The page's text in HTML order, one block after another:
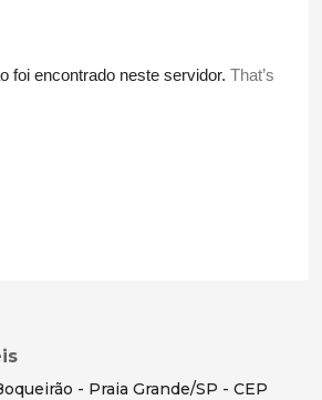
- Praia Grande/SP - CEP